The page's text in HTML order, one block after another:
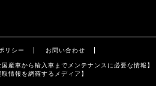
リシー お問い合わせ
車から輸入車までメンテナンスに必要な情報】
情報を網羅するメディア】